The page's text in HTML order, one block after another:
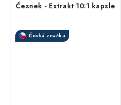
Česnek - Extrakt 10:1 kapsle
Česká značka